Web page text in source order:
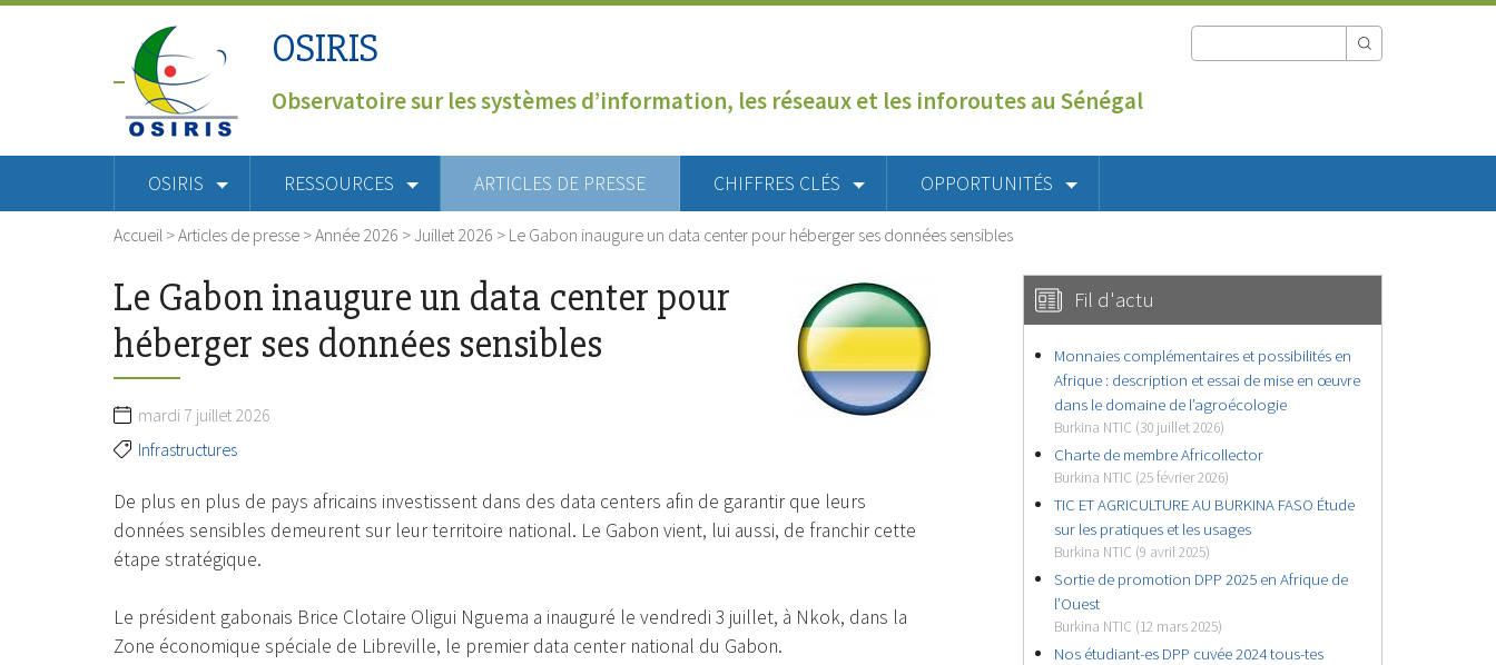
OSIRIS
Observatoire sur les systèmes d’information, les réseaux et les inforoutes au Sénégal
OSIRIS RESSOURCES ARTICLES DE PRESSE CHIFFRES CLÉS OPPORTUNITÉS
Accueil >Articles de presse >Année 2026 > Juillet 2026 > Le Gabon inaugure un data center pour héberger ses données sensibles
Le Gabon inaugure un data center pour
héberger ses données sensibles
mardi 7 juillet 2026
Infrastructures
De plus en plus de pays africains investissent dans des data centers afin de garantir que leurs
données sensibles demeurent sur leur territoire national. Le Gabon vient, lui aussi, de franchir cette
étape stratégique.
Le président gabonais Brice Clotaire Oligui Nguema a inauguré le vendredi 3 juillet, à Nkok, dans la
Zone économique spéciale de Libreville, le premier data center national du Gabon.
Fil d'actu
Monnaies complémentaires et possibilités en
Afrique : description et essai de mise en œuvre
dans le domaine de l’agroécologie
Burkina NTIC (30 juillet 2026)
Charte de membre Africollector
Burkina NTIC (25 février 2026)
TIC ET AGRICULTURE AU BURKINA FASO Étude
sur les pratiques et les usages
Burkina NTIC (9 avril 2025)
Sortie de promotion DPP 2025 en Afrique de
l’Ouest
Burkina NTIC (12 mars 2025)
Nos étudiant-es DPP cuvée 2024 tous-tes